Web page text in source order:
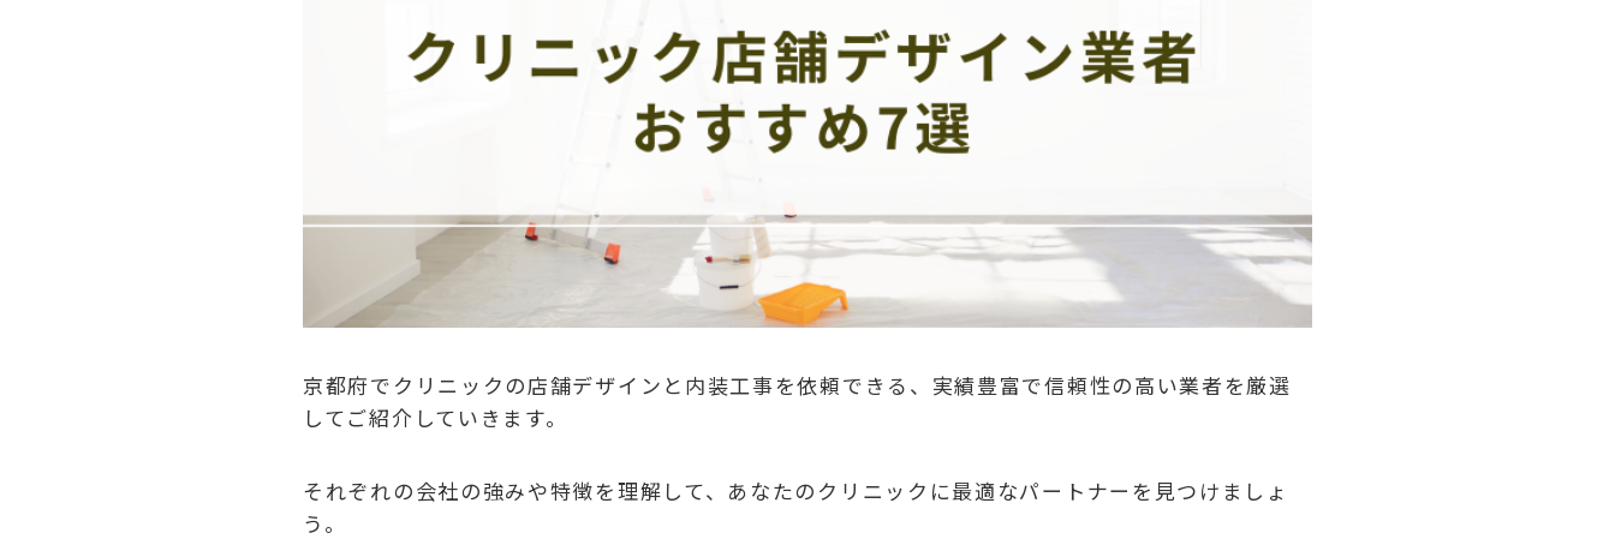
京都府でクリニックの店舗デザインと内装工事を依頼できる、実績豊富で信頼性の高い業者を厳選
してご紹介していきます。
それぞれの会社の強みや特徴を理解して、あなたのクリニックに最適なパートナーを見つけましょ
う。